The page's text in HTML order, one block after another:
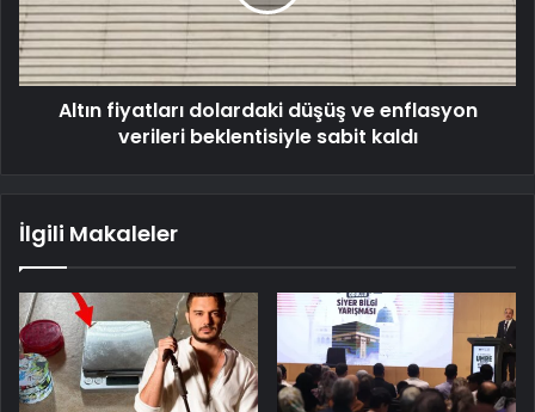
Altın fiyatları dolardaki düşüş ve enflasyon
verileri beklentisiyle sabit kaldı
İlgili Makaleler